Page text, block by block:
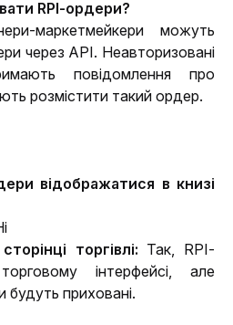
RPI-ордери?
маркетмейкери можуть
через API. Неавторизовані
повідомлення про
розмістити такий ордер.
відображатися в книзі
торгівлі: Так, RPI-
інтерфейсі, але
будуть приховані.